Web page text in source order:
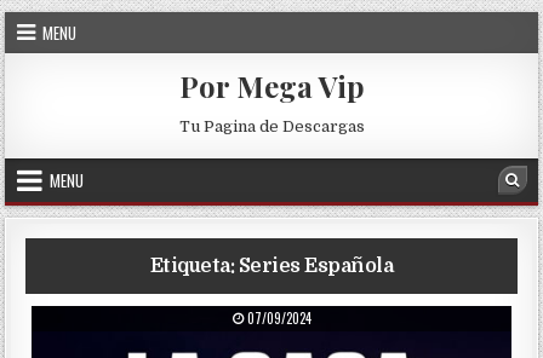
Skip to content
MENU
Por Mega Vip
Tu Pagina de Descargas
MENU
Etiqueta: Series Española
PUBLISHED DATE:
07/09/2024